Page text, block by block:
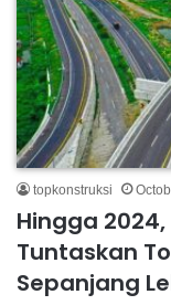
topkonstruksi
Hingga
Tuntaskan
Sepanjang